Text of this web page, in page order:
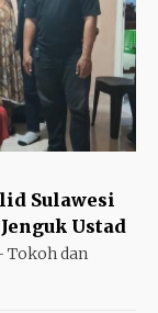
Sulawesi
Ustad
Tokoh dan